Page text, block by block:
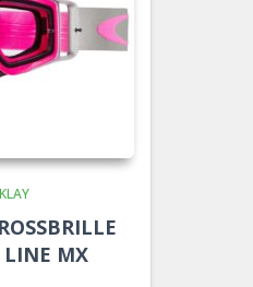
LINE MX